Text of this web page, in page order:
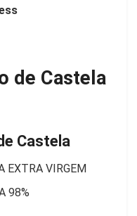
de Castela
Castela
EXTRA VIRGEM
98%